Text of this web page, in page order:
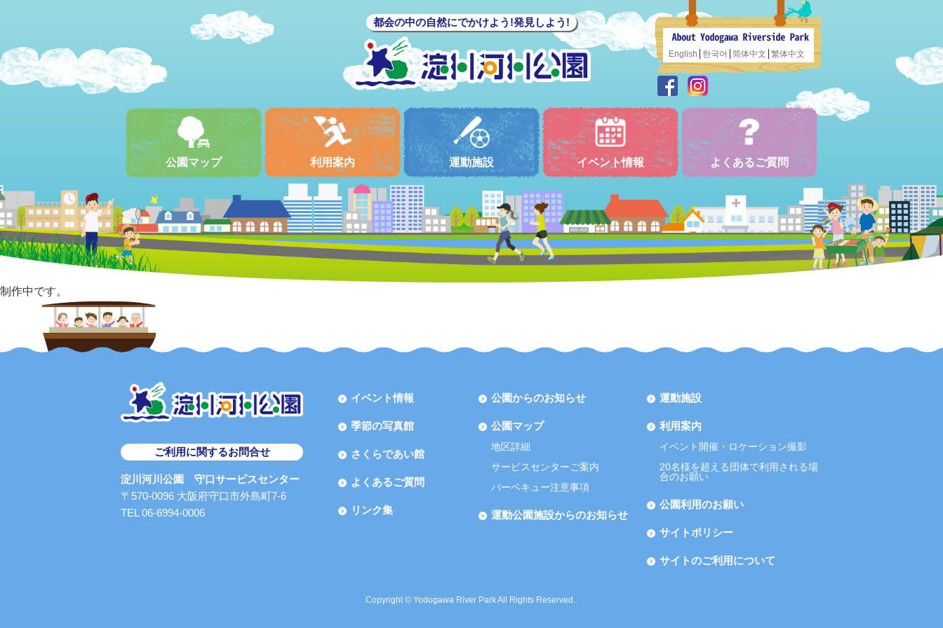
都会の中の自然にでかけよう!発見しよう!
English 한국어 简体中文 繁体中文
公園マップ 利用案内 運動施設 イベント情報 よくあるご質問
制作中です。
ご利用に関するお問合せ
淀川河川公園 守口サービスセンター
〒570-0096 大阪府守口市外島町7-6
TEL 06-6994-0006
イベント情報
季節の写真館
さくらであい館
よくあるご質問
リンク集
公園からのお知らせ
公園マップ
地区詳細
サービスセンターご案内
バーベキュー注意事項
運動公園施設からのお知らせ
運動施設
利用案内
イベント開催・ロケーション撮影
20名様を超える団体で利用される場
合のお願い
公園利用のお願い
サイトポリシー
サイトのご利用について
Copyright © Yodogawa River Park All Rights Reserved..